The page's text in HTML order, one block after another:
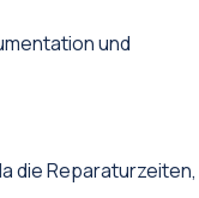
und
die Reparaturzeiten,